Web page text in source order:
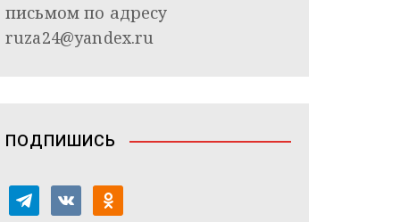
письмом по адресу
ruza24@yandex.ru
ПОДПИШИСЬ
v